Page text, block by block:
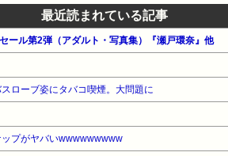
最近読まれている記事
ール第2弾（アダルト・写真集）『瀬戸環奈』他
ローブ姿にタバコ喫煙。大問題に
ップがヤバいwwwwwwwww